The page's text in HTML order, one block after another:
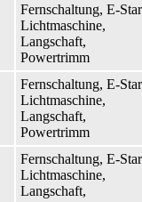
Fernschaltung, E-
Lichtmaschine,
Langschaft,
Powertrimm
Fernschaltung, E-
Lichtmaschine,
Langschaft,
Powertrimm
Fernschaltung, E-
Lichtmaschine,
Langschaft,